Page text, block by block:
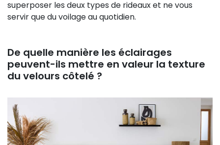
superposer les deux types de rideaux et ne vous
servir que du voilage au quotidien.
De quelle manière les éclairages
peuvent-ils mettre en valeur la texture
du velours côtelé ?